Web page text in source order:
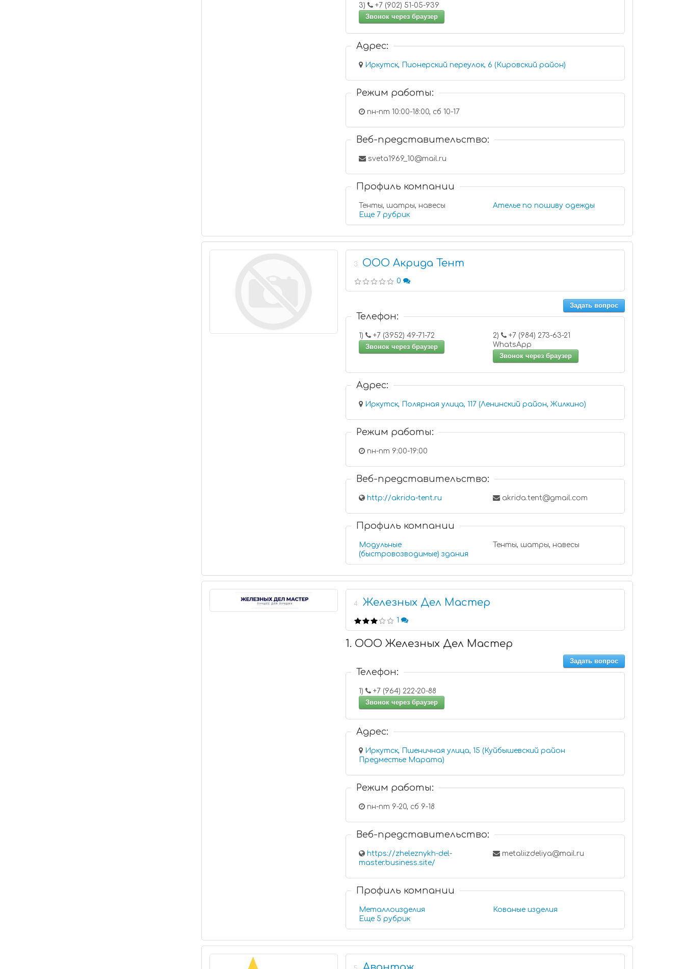
3)
+7 (902) 51-05-939
Звонок через браузер
Адрес:
Иркутск, Пионерский переулок, 6 (Кировский район)
Режим работы:
пн-пт 10:00-18:00, сб 10-17
Веб-представительство:
sveta1969_10@mail.ru
Профиль компании
Тенты, шатры, навесы
Ателье по пошиву одежды
Еще 7 рубрик
3 ООО Акрида Тент
0
Задать вопрос
Телефон:
1)
+7 (3952) 49-71-72
Звонок через браузер
2)
+7 (984) 273-63-21
WhatsApp
Звонок через браузер
Адрес:
Иркутск, Полярная улица, 117 (Ленинский район, Жилкино)
Режим работы:
пн-пт 9:00-19:00
Веб-представительство:
http://akrida-tent.ru akrida.tent@gmail.com
Профиль компании
Модульные
(быстровозводимые) здания
Тенты, шатры, навесы
4 Железных Дел Мастер
1
1. ООО Железных Дел Мастер
Задать вопрос
Телефон:
1)
+7 (964) 222-20-88
Звонок через браузер
Адрес:
Иркутск, Пшеничная улица, 15 (Куйбышевский район
Предместье Марата)
Режим работы:
пн-пт 9-20, сб 9-18
Веб-представительство:
https://zheleznykh-del-
master.business.site/
metaliizdeliya@mail.ru
Профиль компании
Металлоизделия
Кованые изделия
Еще 5 рубрик